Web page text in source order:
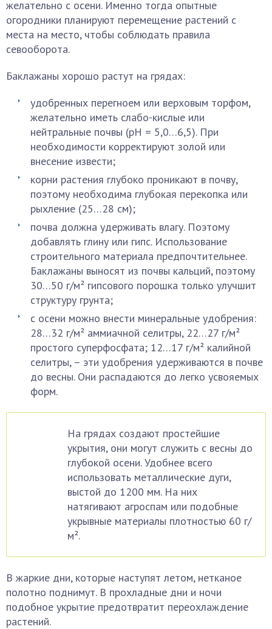
желательно с осени. Именно тогда опытные
огородники планируют перемещение растений с
места на место, чтобы соблюдать правила
севооборота.
Баклажаны хорошо растут на грядах:
удобренных перегноем или верховым торфом,
желательно иметь слабо-кислые или
нейтральные почвы (рН = 5,0…6,5). При
необходимости корректируют золой или
внесение извести;
корни растения глубоко проникают в почву,
поэтому необходима глубокая перекопка или
рыхление (25…28 см);
почва должна удерживать влагу. Поэтому
добавлять глину или гипс. Использование
строительного материала предпочтительнее.
Баклажаны выносят из почвы кальций, поэтому
30…50 г/м² гипсового порошка только улучшит
структуру грунта;
с осени можно внести минеральные удобрения:
28…32 г/м² аммиачной селитры, 22…27 г/м²
простого суперфосфата; 12…17 г/м² калийной
селитры, – эти удобрения удерживаются в почве
до весны. Они распадаются до легко усвояемых
форм.
На грядах создают простейшие
укрытия, они могут служить с весны до
глубокой осени. Удобнее всего
использовать металлические дуги,
выстой до 1200 мм. На них
натягивают агроспам или подобные
укрывные материалы плотностью 60 г/
м².
В жаркие дни, которые наступят летом, нетканое
полотно поднимут. В прохладные дни и ночи
подобное укрытие предотвратит переохлаждение
растений.